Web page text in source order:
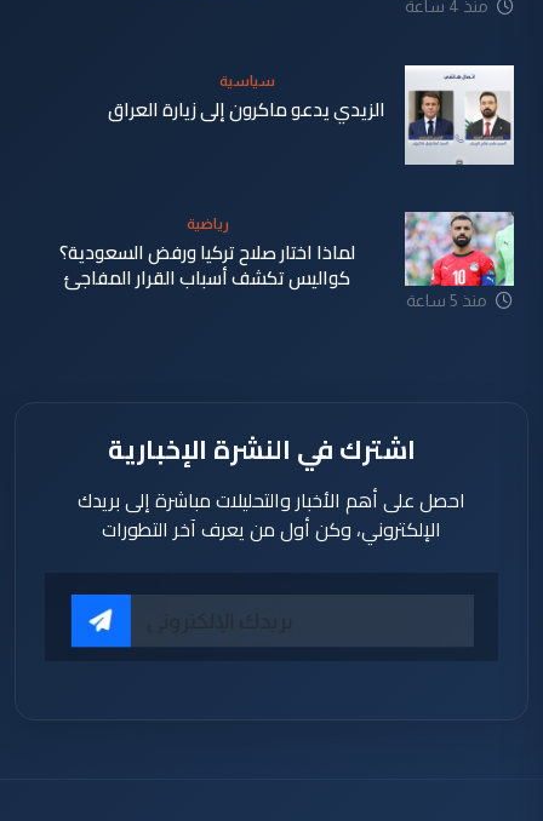
منذ 4 ساعة
سياسية
الزيدي يدعو ماكرون إلى زيارة العراق
منذ 5 ساعة
رياضية
لماذا اختار صلاح تركيا ورفض السعودية؟
كواليس تكشف أسباب القرار المفاجئ
اشترك في النشرة الإخبارية
احصل على أهم الأخبار والتحليلات مباشرة إلى بريدك
الإلكتروني، وكن أول من يعرف آخر التطورات